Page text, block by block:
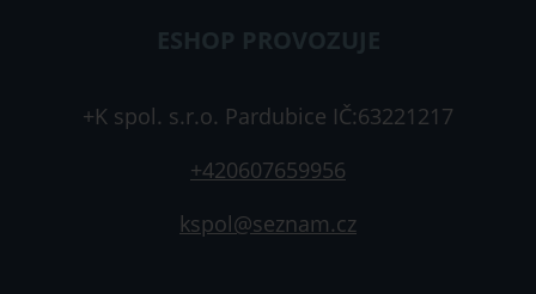
ESHOP PROVOZUJE
+K spol. s.r.o. Pardubice IČ:63221217
+420607659956
kspol@seznam.cz